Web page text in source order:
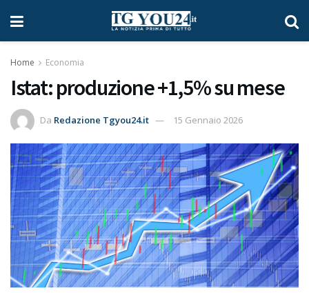
Home Economia
Istat: produzione +1,5% su mese
Da Redazione Tgyou24.it 15 Gennaio 2026